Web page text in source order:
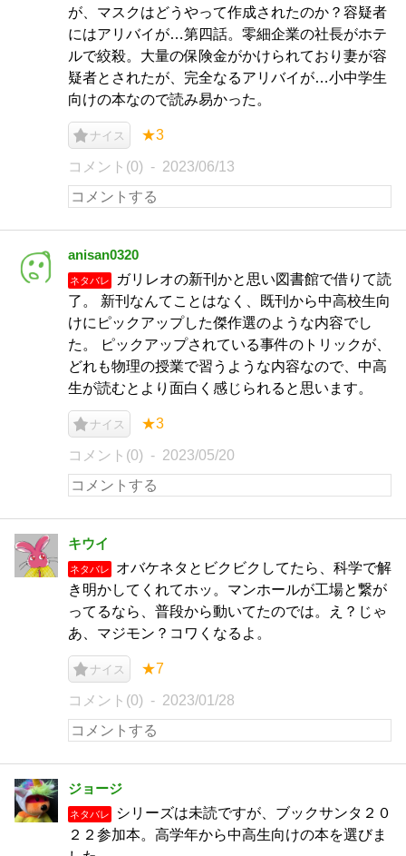
が、マスクはどうやって作成されたのか？容疑者
にはアリバイが…第四話。零細企業の社長がホテ
ルで絞殺。大量の保険金がかけられており妻が容
疑者とされたが、完全なるアリバイが…小中学生
向けの本なので読み易かった。
ナイス ★3
コメント(0) 2023/06/13
anisan0320
ネタバレ
ガリレオの新刊かと思い図書館で借りて読
了。 新刊なんてことはなく、既刊から中高校生向
けにピックアップした傑作選のような内容でし
た。 ピックアップされている事件のトリックが、
どれも物理の授業で習うような内容なので、中高
生が読むとより面白く感じられると思います。
ナイス ★3
コメント(0) 2023/05/20
キウイ
ネタバレ
オバケネタとビクビクしてたら、科学で解
き明かしてくれてホッ。マンホールが工場と繋が
ってるなら、普段から動いてたのでは。え？じゃ
あ、マジモン？コワくなるよ。
ナイス ★7
コメント(0) 2023/01/28
ジョージ
ネタバレ
シリーズは未読ですが、ブックサンタ２０
２２参加本。高学年から中高生向けの本を選びま